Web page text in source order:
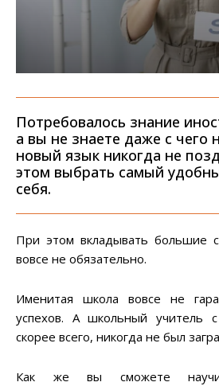
Потребовалось знание
а вы не знаете даже с чего
новый язык никогда не
этом выбрать самый
себя.
При этом вкладывать большие
вовсе не обязательно.
Именитая школа вовсе не
успехов. А школьный учитель
скорее всего, никогда не был
Как же вы сможете